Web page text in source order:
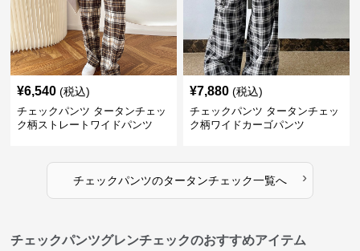
¥6,540 (税込)
チェックパンツ タータンチェッ
ク柄ストレートワイドパンツ
¥7,880 (税込)
チェックパンツ タータンチェッ
ク柄ワイドカーゴパンツ
チェックパンツのタータンチェック一覧へ ›
チェックパンツグレンチェックのおすすめアイテム